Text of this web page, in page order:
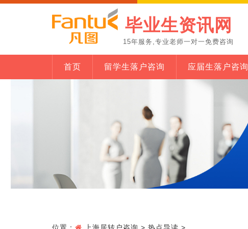
毕业生资讯网
15年服务,专业老师一对一免费咨询
首页 留学生落户咨询 应届生落户咨询